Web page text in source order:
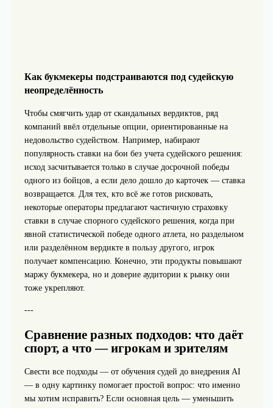
Как букмекеры подстраиваются под судейскую
неопределённость
Чтобы смягчить удар от скандальных вердиктов, ряд
компаний ввёл отдельные опции, ориентированные на
недовольство судейством. Например, набирают
популярность ставки на бои без учета судейского решения:
исход засчитывается только в случае досрочной победы
одного из бойцов, а если дело дошло до карточек — ставка
возвращается. Для тех, кто всё же готов рисковать,
некоторые операторы предлагают частичную страховку
ставки в случае спорного судейского решения, когда при
явной статистической победе одного атлета, но раздельном
или разделённом вердикте в пользу другого, игрок
получает компенсацию. Конечно, эти продукты повышают
маржу букмекера, но и доверие аудитории к рынку они
тоже укрепляют.
---
Сравнение разных подходов: что даёт
спорт, а что — игрокам и зрителям
Свести все подходы — от обучения судей до внедрения AI
— в одну картинку помогает простой вопрос: что именно
мы хотим исправить? Если основная цель — уменьшить